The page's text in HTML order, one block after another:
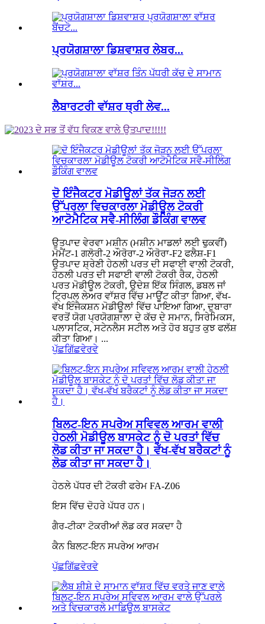
ਪ੍ਰਯੋਗਸ਼ਾਲਾ ਡਿਸ਼ਵਾਸ਼ਰ ਲੇਬਰ...
ਲੈਬਾਰਟਰੀ ਵਾੱਸ਼ਰ ਥ੍ਰੀ ਲੇਵ...
ਦੋ ਇੰਜੈਕਟਰ ਮੋਡੀਊਲਾਂ ਤੱਕ ਜੋੜਨ ਲਈ
ਉੱਪਰਲਾ ਵਿਚਕਾਰਲਾ ਮੋਡੀਊਲ ਟੋਕਰੀ
ਆਟੋਮੈਟਿਕ ਸਵੈ-ਸੀਲਿੰਗ ਡੌਕਿੰਗ ਵਾਲਵ
ਉਤਪਾਦ ਵੇਰਵਾ ਮਸ਼ੀਨ (ਮਸ਼ੀਨ ਮਾਡਲਾਂ ਲਈ ਢੁਕਵੀਂ)
ਮੋਮੈਂਟ-1 ਗਲੋਰੀ-2 ਔਰੋਰਾ-2 ਔਰੋਰਾ-F2 ਫਲੈਸ਼-F1
ਉਤਪਾਦ ਸ਼੍ਰੇਣੀ ਹੇਠਲੀ ਪਰਤ ਦੀ ਸਫਾਈ ਵਾਲੀ ਟੋਕਰੀ,
ਹੇਠਲੀ ਪਰਤ ਦੀ ਸਫਾਈ ਵਾਲੀ ਟੋਕਰੀ ਰੈਕ, ਹੇਠਲੀ
ਪਰਤ ਮੋਡੀਊਲ ਟੋਕਰੀ, ਉਦੇਸ਼ ਇੱਕ ਸਿੰਗਲ, ਡਬਲ ਜਾਂ
ਟ੍ਰਿਪਲ ਲੇਅਰ ਵਾੱਸ਼ਰ ਵਿੱਚ ਮਾਊਂਟ ਕੀਤਾ ਗਿਆ, ਵੱਖ-
ਵੱਖ ਇੰਜੈਕਸ਼ਨ ਮੋਡੀਊਲਾਂ ਵਿੱਚ ਪਾਇਆ ਗਿਆ, ਦੁਬਾਰਾ
ਵਰਤੋਂ ਯੋਗ ਪ੍ਰਯੋਗਸ਼ਾਲਾ ਦੇ ਕੱਚ ਦੇ ਸਮਾਨ, ਸਿਰੇਮਿਕਸ,
ਪਲਾਸਟਿਕ, ਸਟੇਨਲੈਸ ਸਟੀਲ ਅਤੇ ਹੋਰ ਬਹੁਤ ਕੁਝ ਫਲੱਸ਼
ਕੀਤਾ ਗਿਆ। ...
ਪੁੱਛਗਿੱਛਵੇਰਵੇ
ਬਿਲਟ-ਇਨ ਸਪਰੇਅ ਸਵਿਵਲ ਆਰਮ ਵਾਲੀ
ਹੇਠਲੀ ਮੋਡੀਊਲ ਬਾਸਕੇਟ ਨੂੰ ਦੋ ਪਰਤਾਂ ਵਿੱਚ
ਲੋਡ ਕੀਤਾ ਜਾ ਸਕਦਾ ਹੈ। ਵੱਖ-ਵੱਖ ਬਰੈਕਟਾਂ ਨੂੰ
ਲੋਡ ਕੀਤਾ ਜਾ ਸਕਦਾ ਹੈ।
ਹੇਠਲੇ ਪੱਧਰ ਦੀ ਟੋਕਰੀ ਫਰੇਮ FA-Z06
ਇਸ ਵਿੱਚ ਦੋਹਰੇ ਪੱਧਰ ਹਨ।
ਗੈਰ-ਟੀਕਾ ਟੋਕਰੀਆਂ ਲੋਡ ਕਰ ਸਕਦਾ ਹੈ
ਕੈਨ ਬਿਲਟ-ਇਨ ਸਪਰੇਅ ਆਰਮ
ਪੁੱਛਗਿੱਛਵੇਰਵੇ